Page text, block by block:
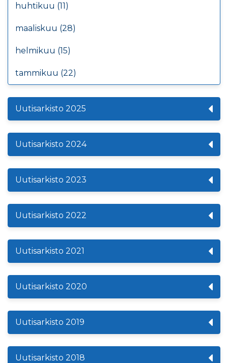
huhtikuu (11)
maaliskuu (28)
helmikuu (15)
tammikuu (22)
Uutisarkisto 2025
Uutisarkisto 2024
Uutisarkisto 2023
Uutisarkisto 2022
Uutisarkisto 2021
Uutisarkisto 2020
Uutisarkisto 2019
Uutisarkisto 2018